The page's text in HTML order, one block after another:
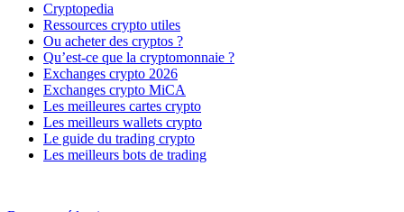
Cryptopedia
Ressources crypto utiles
Ou acheter des cryptos ?
Qu’est-ce que la cryptomonnaie ?
Exchanges crypto 2026
Exchanges crypto MiCA
Les meilleures cartes crypto
Les meilleurs wallets crypto
Le guide du trading crypto
Les meilleurs bots de trading